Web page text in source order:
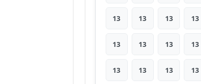
13 13 13 13
13 13 13 13
13 13 13 13